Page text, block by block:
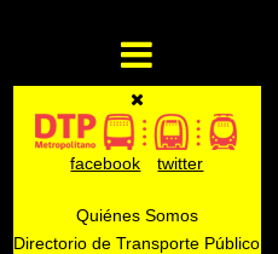
facebook twitter
Quiénes Somos
Directorio de Transporte Público